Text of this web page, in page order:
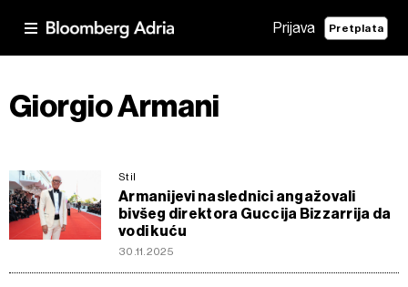
Prijava Pretplata
Giorgio Armani
Stil
Armanijevi naslednici angažovali
bivšeg direktora Guccija Bizzarrija da
vodi kuću
30.11.2025